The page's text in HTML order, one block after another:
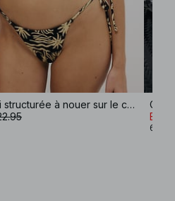
Culotte de bikini structurée à nouer sur le côté
EUR
6